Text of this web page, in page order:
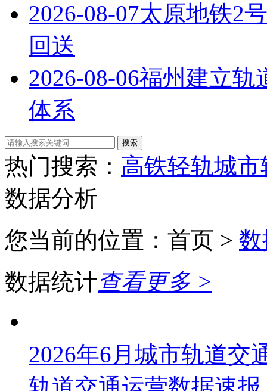
2026-08-07太原地铁2
回送
2026-08-06福州建立轨
体系
热门搜索： 高铁轻轨城市
数据分析
您当前的位置：首页 >
数据统计查看更多 >
2026年6月城市轨道交